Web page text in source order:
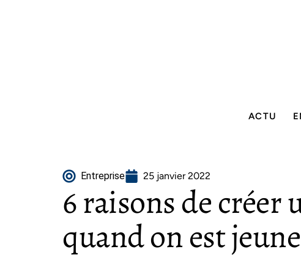
ACTU
Entreprise 25 janvier 2022
6 raisons de créer
quand on est jeune